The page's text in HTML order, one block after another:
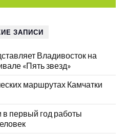
ЗАПИСИ
Владивосток на
«Пять звезд»
маршрутах Камчатки
в первый год работы